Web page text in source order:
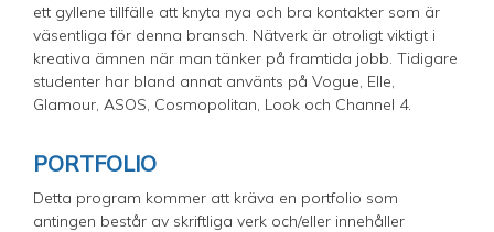
ett gyllene tillfälle att knyta nya och bra kontakter som är
väsentliga för denna bransch. Nätverk är otroligt viktigt i
kreativa ämnen när man tänker på framtida jobb. Tidigare
studenter har bland annat använts på Vogue, Elle,
Glamour, ASOS, Cosmopolitan, Look och Channel 4.
PORTFOLIO
Detta program kommer att kräva en portfolio som
antingen består av skriftliga verk och/eller innehåller